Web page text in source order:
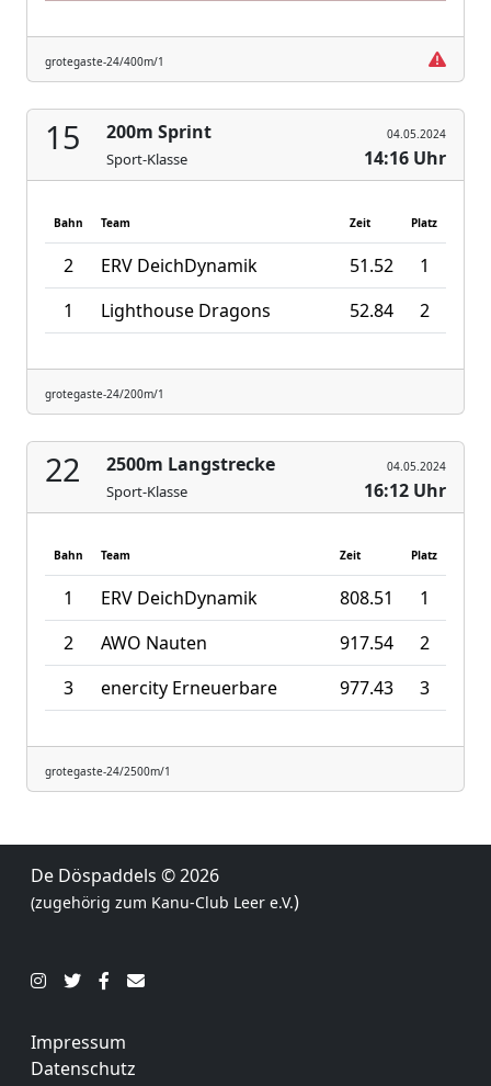
grotegaste-24/400m/1
15 200m Sprint
Sport-Klasse
04.05.2024
14:16 Uhr
Bahn Team Zeit Platz
2 ERV DeichDynamik 51.52
1
1
Lighthouse Dragons 52.84 2
grotegaste-24/200m/1
22 2500m Langstrecke
Sport-Klasse
04.05.2024
16:12 Uhr
Bahn Team Zeit Platz
1 ERV DeichDynamik 808.51
1
2
AWO Nauten 917.54
2
3
enercity Erneuerbare 977.43 3
grotegaste-24/2500m/1
De Döspaddels © 2026
(zugehörig zum Kanu-Club Leer e.V.)
Impressum
Datenschutz